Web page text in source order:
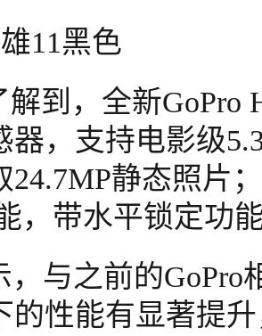
11黑色
到，全新GoPro
器，支持电影级
24.7MP静态照片
，带水平锁定功
，与之前的
的性能有显著提